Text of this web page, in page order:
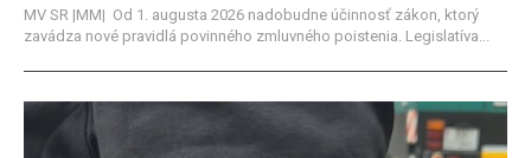
MV SR |MM| Od 1. augusta 2026 nadobudne účinnosť zákon, ktorý
zavádza nové pravidlá povinného zmluvného poistenia. Legislatíva...